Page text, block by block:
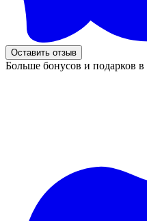
Оставить отзыв
Больше бонусов и подарков